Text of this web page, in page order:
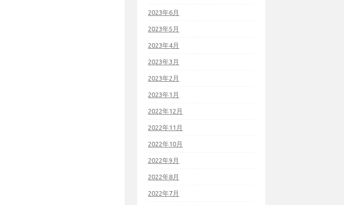
2023年6月
2023年5月
2023年4月
2023年3月
2023年2月
2023年1月
2022年12月
2022年11月
2022年10月
2022年9月
2022年8月
2022年7月